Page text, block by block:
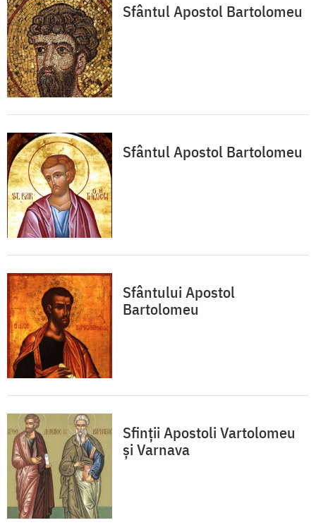
Sfântul Apostol Bartolomeu
Sfântul Apostol Bartolomeu
Sfântului Apostol
Bartolomeu
Sfinții Apostoli Vartolomeu
și Varnava